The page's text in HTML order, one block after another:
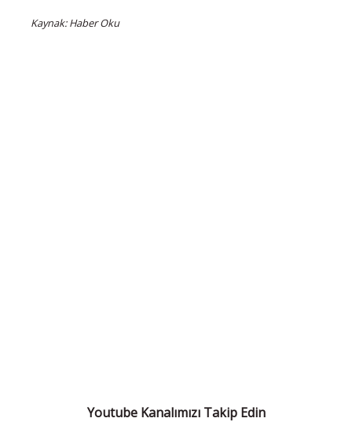
Kaynak: Haber Oku
Youtube Kanalımızı Takip Edin